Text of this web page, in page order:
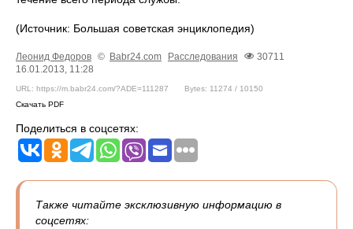
(Источник: Большая советская энциклопедия)
Леонид Федоров © Babr24.com Расследования
30711
16.01.2013, 11:28
URL: https://m.babr24.com/?ADE=111287
Bytes: 11274 / 10150
Скачать PDF
Поделиться в соцсетях:
Также читайте эксклюзивную информацию в
соцсетях: